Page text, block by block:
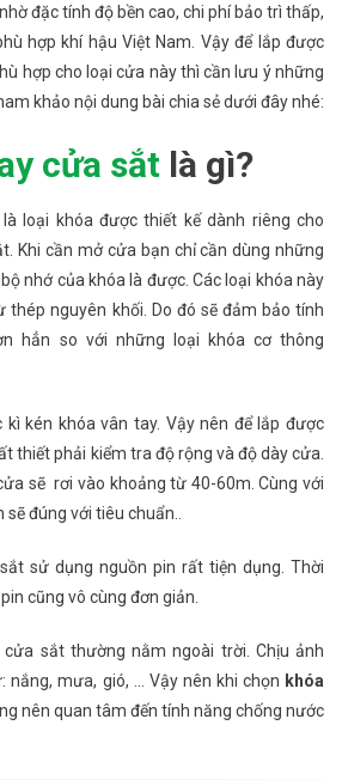
đặc tính độ bền cao, chi phí bảo trì thấp,
hợp khí hậu Việt Nam. Vậy để lắp được
hợp cho loại cửa này thì cần lưu ý những
khảo nội dung bài chia sẻ dưới đây nhé:
cửa sắt là gì?
loại khóa được thiết kế dành riêng cho
Khi cần mở cửa bạn chỉ cần dùng những
nhớ của khóa là được. Các loại khóa này
nguyên khối. Do đó sẽ đảm bảo tính
hẳn so với những loại khóa cơ thông
kén khóa vân tay. Vậy nên để lắp được
thiết phải kiểm tra độ rộng và độ dày cửa.
sẽ rơi vào khoảng từ 40-60m. Cùng với
đúng với tiêu chuẩn..
sử dụng nguồn pin rất tiện dụng. Thời
cũng vô cùng đơn giản.
sắt thường nằm ngoài trời. Chịu ảnh
nắng, mưa, gió, … Vậy nên khi chọn khóa
nên quan tâm đến tính năng chống nước